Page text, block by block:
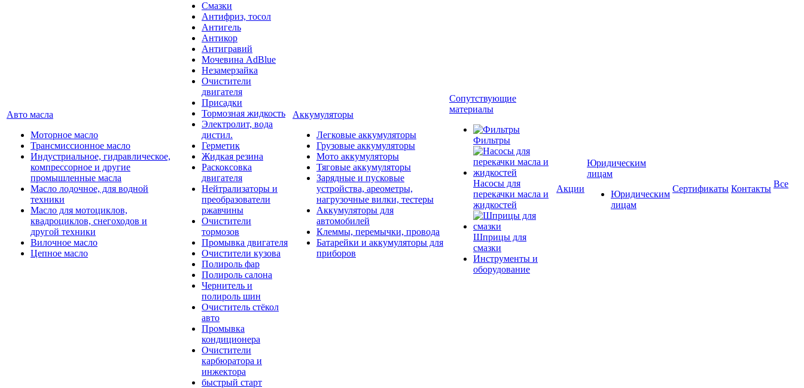
Авто масла
Моторное масло
Трансмиссионное масло
Индустриальное, гидравлическое,
компрессорное и другие
промышленные масла
Масло лодочное, для водной
техники
Масло для мотоциклов,
квадроциклов, снегоходов и
другой техники
Вилочное масло
Цепное масло
Смазки
Антифриз, тосол
Антигель
Антикор
Антигравий
Мочевина AdBlue
Незамерзайка
Очистители
двигателя
Присадки
Тормозная жидкость
Электролит, вода
дистил.
Герметик
Жидкая резина
Раскоксовка
двигателя
Нейтрализаторы и
преобразователи
ржавчины
Очистители
тормозов
Промывка двигателя
Очистители кузова
Полироль фар
Полироль салона
Чернитель и
полироль шин
Очиститель стёкол
авто
Промывка
кондиционера
Очистители
карбюратора и
инжектора
быстрый старт
Аккумуляторы
Легковые аккумуляторы
Грузовые аккумуляторы
Мото аккумуляторы
Тяговые аккумуляторы
Зарядные и пусковые
устройства, ареометры,
нагрузочные вилки, тестеры
Аккумуляторы для
автомобилей
Клеммы, перемычки, провода
Батарейки и аккумуляторы для
приборов
Сопутствующие
материалы
Фильтры
Насосы для
перекачки масла и
жидкостей
Шприцы для
смазки
Инструменты и
оборудование
Акции
Юридическим
лицам
Юридическим
лицам
Сертификаты Контакты Все